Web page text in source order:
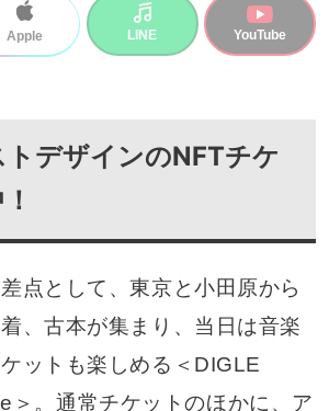
Apple LINE YouTube
トデザインのNFTチケ
点として、東京と小田原から
、古本が集まり、当日は音楽
ットも楽しめる＜DIGLE
＞。通常チケットのほかに、ア